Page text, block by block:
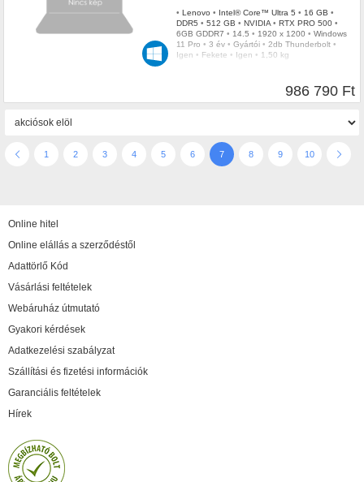
• Lenovo • Intel® Core™ Ultra 5 • 16 GB •
DDR5 • 512 GB • NVIDIA • RTX PRO 500 •
6GB GDDR7 • 14.5 • 1920 x 1200 • Windows
11 Pro • 3 év • Gyártói • 2db Thunderbolt •
Igen • Fekete • Igen • 1,50 kg
986 790 Ft
1 2 3 4 5 6 7 8 9 10
Online hitel
Online elállás a szerződéstől
Adattörlő Kód
Vásárlási feltételek
Webáruház útmutató
Gyakori kérdések
Adatkezelési szabályzat
Szállítási és fizetési információk
Garanciális feltételek
Hírek